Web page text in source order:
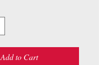
Add to Cart